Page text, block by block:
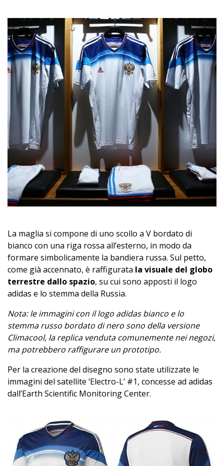
La maglia si compone di uno scollo a V bordato di
bianco con una riga rossa all’esterno, in modo da
formare simbolicamente la bandiera russa. Sul petto,
come già accennato, è raffigurata la visuale del globo
terrestre dallo spazio, su cui sono apposti il logo
adidas e lo stemma della Russia.
Nota: le immagini con il logo adidas bianco e lo
stemma russo bordato di nero sono della versione
Climacool, la replica venduta comunemente nei negozi,
ma potrebbero raffigurare un prototipo.
Per la creazione del disegno sono state utilizzate le
immagini del satellite ‘Electro-L’ #1, concesse ad adidas
dall’Earth Scientific Monitoring Center.